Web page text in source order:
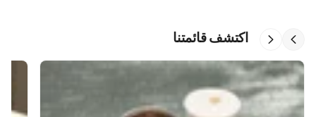
اكتشف قائمتنا